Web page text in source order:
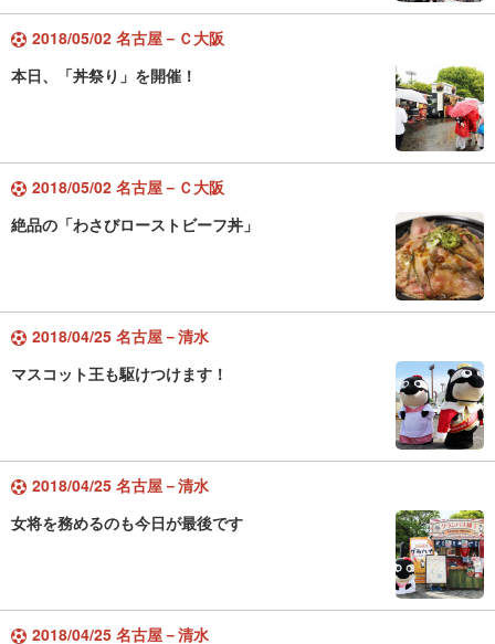
2018/05/02 名古屋－Ｃ大阪
本日、「丼祭り」を開催！
2018/05/02 名古屋－Ｃ大阪
絶品の「わさびローストビーフ丼」
2018/04/25 名古屋－清水
マスコット王も駆けつけます！
2018/04/25 名古屋－清水
女将を務めるのも今日が最後です
2018/04/25 名古屋－清水